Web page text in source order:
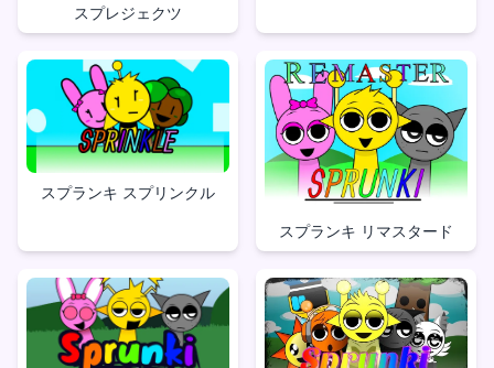
スプレジェクツ
スプランキ スプリンクル
スプランキ リマスタード